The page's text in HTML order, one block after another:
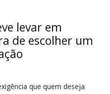
levar em
de escolher um
que quem deseja